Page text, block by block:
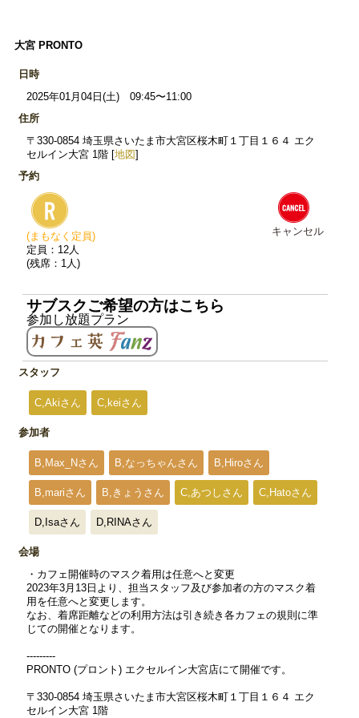
大宮 PRONTO
日時
2025年01月04日(土) 09:45〜11:00
住所
〒330-0854 埼玉県さいたま市大宮区桜木町１丁目１６４ エク
セルイン大宮 1階 [地図]
予約
(まもなく定員)
定員：12人
(残席：1人)
キャンセル
サブスクご希望の方はこちら
参加し放題プラン
スタッフ
C,Akiさん C,keiさん
参加者
B,Max_Nさん B,なっちゃんさん B,Hiroさん
B,mariさん B,きょうさん C,あつしさん C,Hatoさん
D,Isaさん D,RINAさん
会場
・カフェ開催時のマスク着用は任意へと変更
2023年3月13日より、担当スタッフ及び参加者の方のマスク着
用を任意へと変更します。
なお、着席距離などの利用方法は引き続き各カフェの規則に準
じての開催となります。
---------
PRONTO (プロント) エクセルイン大宮店にて開催です。
〒330-0854 埼玉県さいたま市大宮区桜木町１丁目１６４ エク
セルイン大宮 1階